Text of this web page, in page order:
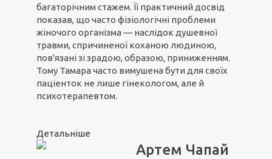
багаторічним стажем. Її практичний досвід
показав, що часто фізіологічні проблеми
жіночого організма — наслідок душевної
травми, спричиненої коханою людиною,
пов'язані зі зрадою, образою, приниженням.
Тому Тамара часто вимушена бути для своїх
паціенток не лише гінекологом, але й
психотерапевтом.
Детальніше
Артем Чапай